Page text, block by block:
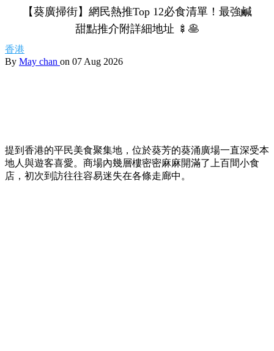
【葵廣掃街】網民熱推Top 12必食清單！最強鹹
甜點推介附詳細地址 🍢🥞
香港
By May chan on 07 Aug 2026
提到香港的平民美食聚集地，位於葵芳的葵涌廣場一直深受本
地人與遊客喜愛。商場內幾層樓密密麻麻開滿了上百間小食
店，初次到訪往往容易迷失在各條走廊中。